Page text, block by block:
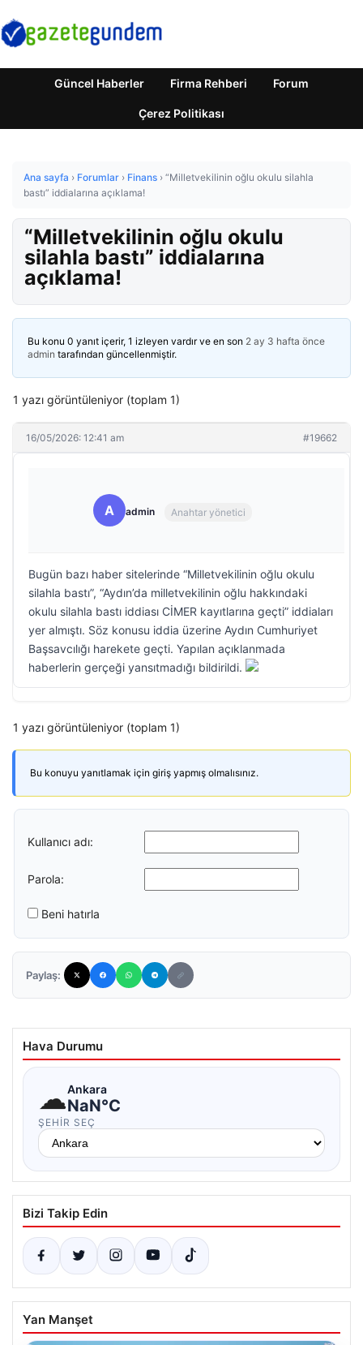
Güncel Haberler Firma Rehberi Forum
Çerez Politikası
Ana sayfa › Forumlar › Finans › “Milletvekilinin oğlu okulu silahla
bastı” iddialarına açıklama!
“Milletvekilinin oğlu okulu
silahla bastı” iddialarına
açıklama!
Bu konu 0 yanıt içerir, 1 izleyen vardır ve en son 2 ay 3 hafta önce
admin tarafından güncellenmiştir.
1 yazı görüntüleniyor (toplam 1)
16/05/2026: 12:41 am #19662
A admin Anahtar yönetici
Bugün bazı haber sitelerinde “Milletvekilinin oğlu okulu
silahla bastı”, “Aydın’da milletvekilinin oğlu hakkındaki
okulu silahla bastı iddiası CİMER kayıtlarına geçti” iddiaları
yer almıştı. Söz konusu iddia üzerine Aydın Cumhuriyet
Başsavcılığı harekete geçti. Yapılan açıklanmada
haberlerin gerçeği yansıtmadığı bildirildi.
1 yazı görüntüleniyor (toplam 1)
Bu konuyu yanıtlamak için giriş yapmış olmalısınız.
Kullanıcı adı:
Parola:
Beni hatırla
Paylaş:
Hava Durumu
☁Ankara
NaN°C
ŞEHIR SEÇ
Bizi Takip Edin
Yan Manşet